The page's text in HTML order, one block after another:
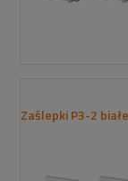
Zaślepki P3-2